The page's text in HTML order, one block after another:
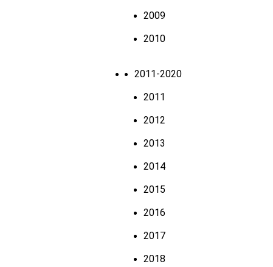
2009
2010
2011-2020
2011
2012
2013
2014
2015
2016
2017
2018